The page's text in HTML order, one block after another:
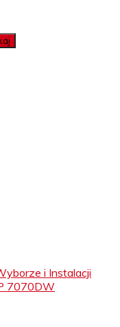
i Instalacji
7070DW